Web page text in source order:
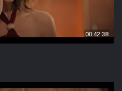
00:42:38